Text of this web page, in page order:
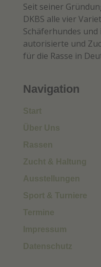
Seit seiner
DKBS alle vier
Schäferhundes
autorisierte und
für die Rasse in
Navigation
Start
Über Uns
Rassen
Zucht & Haltung
Ausstellungen
Sport & Turniere
Termine
Impressum
Datenschutz